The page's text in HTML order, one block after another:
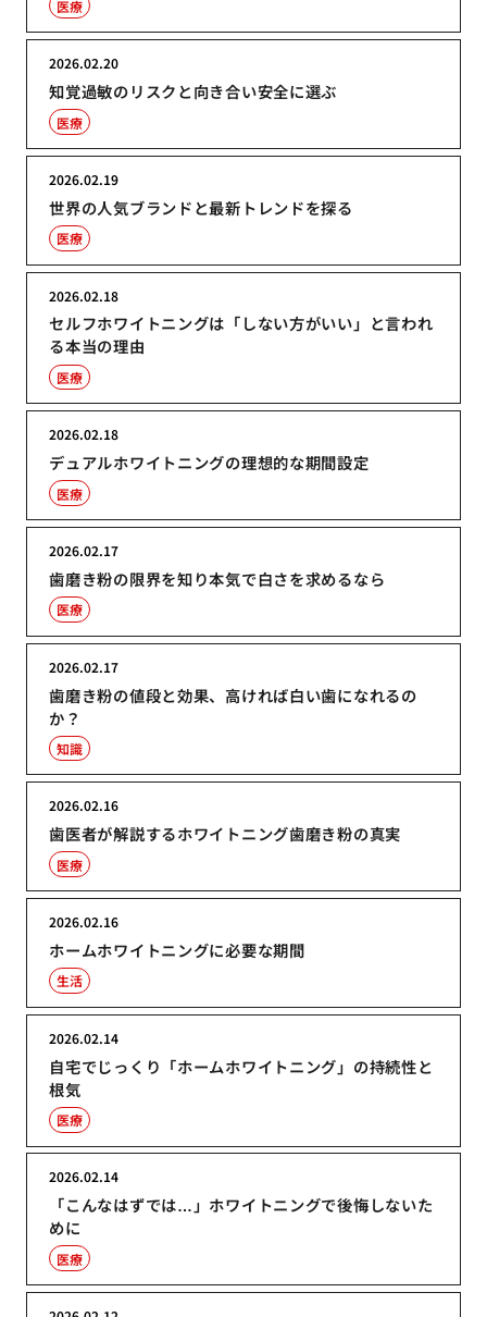
医療
知覚過敏のリスクと向き合い安全に選ぶ
2026.02.20
医療
世界の人気ブランドと最新トレンドを探る
2026.02.19
医療
セルフホワイトニングは「しない方がいい」と言われ
る本当の理由
2026.02.18
医療
デュアルホワイトニングの理想的な期間設定
2026.02.18
医療
歯磨き粉の限界を知り本気で白さを求めるなら
2026.02.17
医療
歯磨き粉の値段と効果、高ければ白い歯になれるの
か？
2026.02.17
知識
歯医者が解説するホワイトニング歯磨き粉の真実
2026.02.16
医療
ホームホワイトニングに必要な期間
2026.02.16
生活
自宅でじっくり「ホームホワイトニング」の持続性と
根気
2026.02.14
医療
「こんなはずでは…」ホワイトニングで後悔しないた
めに
2026.02.14
医療